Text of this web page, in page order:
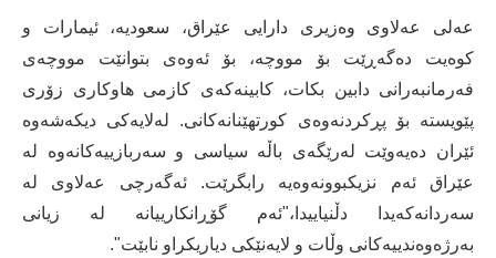
عەلی عەلاوی وەزیری دارایی عێراق، سعودیه‌، ئیمارات و
كوه‌یت ده‌گه‌ڕێت بۆ مووچه‌، بۆ ئه‌وه‌ى بتوانێت مووچه‌ى
فه‌رمانبه‌رانى دابین بكات، كابینه‌كه‌ى كازمى هاوكارى زۆرى
پێویسته‌ بۆ پڕكردنه‌وه‌ى كورتهێنانه‌كانى. له‌لایه‌كى دیكه‌شه‌وه‌
ئێران ده‌یه‌وێت له‌رێگه‌ى باڵه‌ سیاسى و سه‌ربازییه‌كانه‌وه‌ له‌
عێراق ئه‌م نزیكبوونه‌وه‌یه‌ رابگرێت. ئه‌گه‌رچى عه‌لاوى له‌
سه‌ردانه‌كه‌یدا دڵنیاییدا،"ئەم گۆڕانکارییانە لە زیانی
بەرژەوەندییەکانی وڵات و لایەنێکی دیاریکراو نابێت".